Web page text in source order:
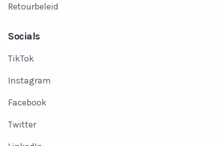
Retourbeleid
Socials
TikTok
Instagram
Facebook
Twitter